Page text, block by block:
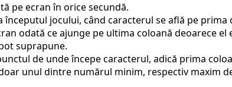
pe ecran în orice secundă.
începutul jocului, când caracterul se află pe
odată ce ajunge pe ultima coloană deoarece el
suprapune.
de unde începe caracterul, adică prima
unul dintre numărul minim, respectiv maxim